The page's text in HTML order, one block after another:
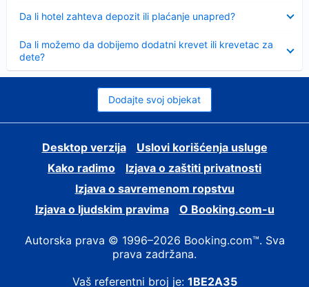
Da li hotel zahteva depozit ili plaćanje unapred?
Da li možemo da dobijemo dodatni krevet ili krevetac za
dete?
Dodajte svoj objekat
Desktop verzija
Uslovi korišćenja usluge
Kako radimo
Izjava o zaštiti privatnosti
Izjava o savremenom ropstvu
Izjava o ljudskim pravima
О Booking.com-u
Autorska prava © 1996–2026 Booking.com™. Sva
prava zadržana.
Vaš referentni broj je: 1BE2A35